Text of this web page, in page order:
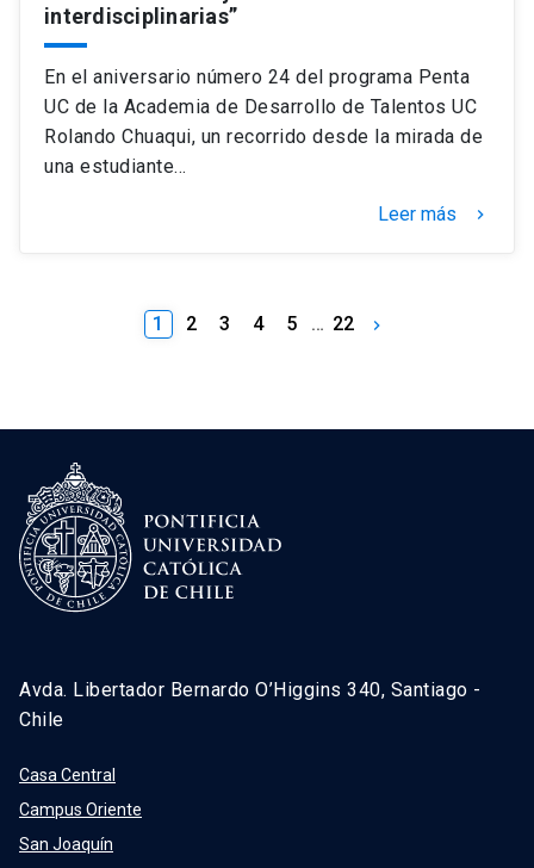
interdisciplinarias”
En el aniversario número 24 del programa Penta
UC de la Academia de Desarrollo de Talentos UC
Rolando Chuaqui, un recorrido desde la mirada de
una estudiante…
Leer más keyboard_arrow_right
1 2 3 4 5 … 22 keyboard_arrow_right
Avda. Libertador Bernardo O’Higgins 340, Santiago -
Chile
Casa Central
Campus Oriente
San Joaquín